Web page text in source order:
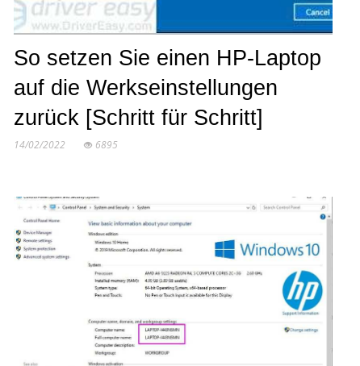
So setzen Sie einen HP-Laptop
auf die Werkseinstellungen
zurück [Schritt für Schritt]
14/02/2022 6895